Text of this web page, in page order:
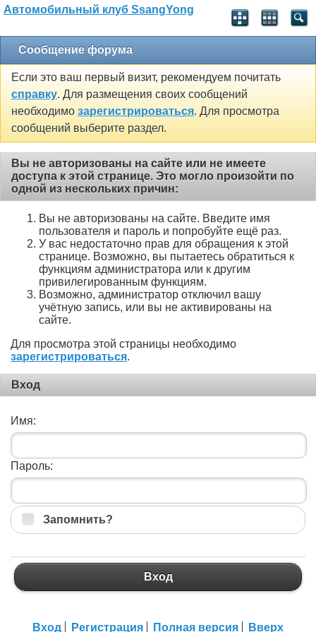
Автомобильный клуб SsangYong
Сообщение форума
Если это ваш первый визит, рекомендуем почитать
справку. Для размещения своих сообщений
необходимо зарегистрироваться. Для просмотра
сообщений выберите раздел.
Вы не авторизованы на сайте или не имеете
доступа к этой странице. Это могло произойти по
одной из нескольких причин:
Вы не авторизованы на сайте. Введите имя
пользователя и пароль и попробуйте ещё раз.
У вас недостаточно прав для обращения к этой
странице. Возможно, вы пытаетесь обратиться к
функциям администратора или к другим
привилегированным функциям.
Возможно, администратор отключил вашу
учётную запись, или вы не активированы на
сайте.
Для просмотра этой страницы необходимо
зарегистрироваться.
Вход
Имя:
Пароль:
Запомнить?
Вход
Вход Регистрация Полная версия Вверх